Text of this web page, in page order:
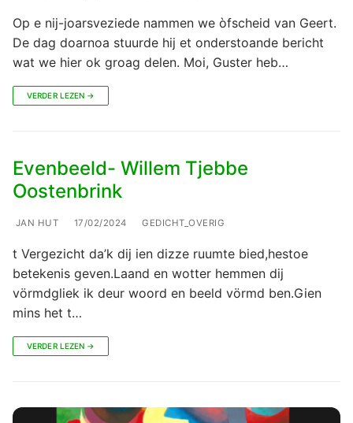
Op e nij-joarsveziede nammen we òfscheid van Geert.
De dag doarnoa stuurde hij et onderstoande bericht
wat we hier ok groag delen. Moi, Guster heb…
VERDER LEZEN →
Evenbeeld- Willem Tjebbe
Oostenbrink
JAN HUT 17/02/2024 GEDICHT_OVERIG
t Vergezicht da’k dij ien dizze ruumte bied,hestoe
betekenis geven.Laand en wotter hemmen dij
vörmdgliek ik deur woord en beeld vörmd ben.Gien
mins het t…
VERDER LEZEN →